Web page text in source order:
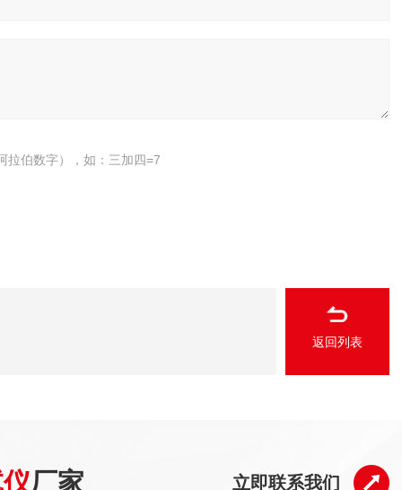
拉伯数字），如：三加四=7
返回列表
厂家 立即联系我们